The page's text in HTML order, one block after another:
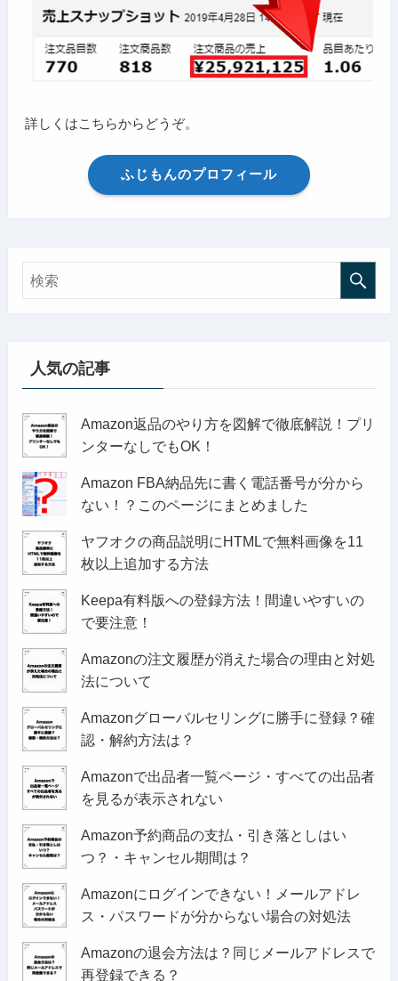
詳しくはこちらからどうぞ。
ふじもんのプロフィール
人気の記事
Amazon返品のやり方を図解で徹底解説！プリ
ンターなしでもOK！
Amazon FBA納品先に書く電話番号が分から
ない！？このページにまとめました
ヤフオクの商品説明にHTMLで無料画像を11
枚以上追加する方法
Keepa有料版への登録方法！間違いやすいの
で要注意！
Amazonの注文履歴が消えた場合の理由と対処
法について
Amazonグローバルセリングに勝手に登録？確
認・解約方法は？
Amazonで出品者一覧ページ・すべての出品者
を見るが表示されない
Amazon予約商品の支払・引き落としはい
つ？・キャンセル期間は？
Amazonにログインできない！メールアドレ
ス・パスワードが分からない場合の対処法
Amazonの退会方法は？同じメールアドレスで
再登録できる？